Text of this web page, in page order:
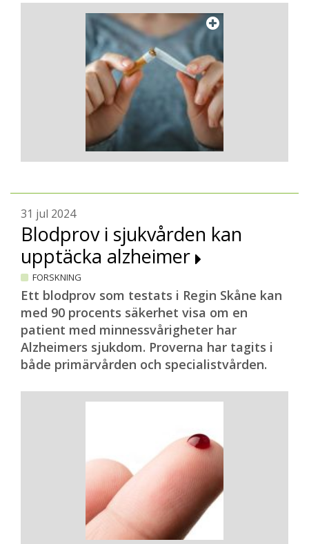
31 jul 2024
Blodprov i sjukvården kan
upptäcka alzheimer
FORSKNING
Ett blodprov som testats i Regin Skåne kan
med 90 procents säkerhet visa om en
patient med minnessvårigheter har
Alzheimers sjukdom. Proverna har tagits i
både primärvården och specialistvården.